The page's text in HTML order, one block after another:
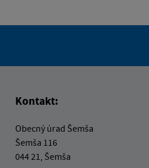
Kontakt:
Obecný úrad Šemša
Šemša 116
044 21, Šemša